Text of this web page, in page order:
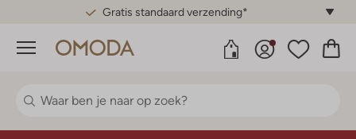
Gratis standaard verzending*
Menu